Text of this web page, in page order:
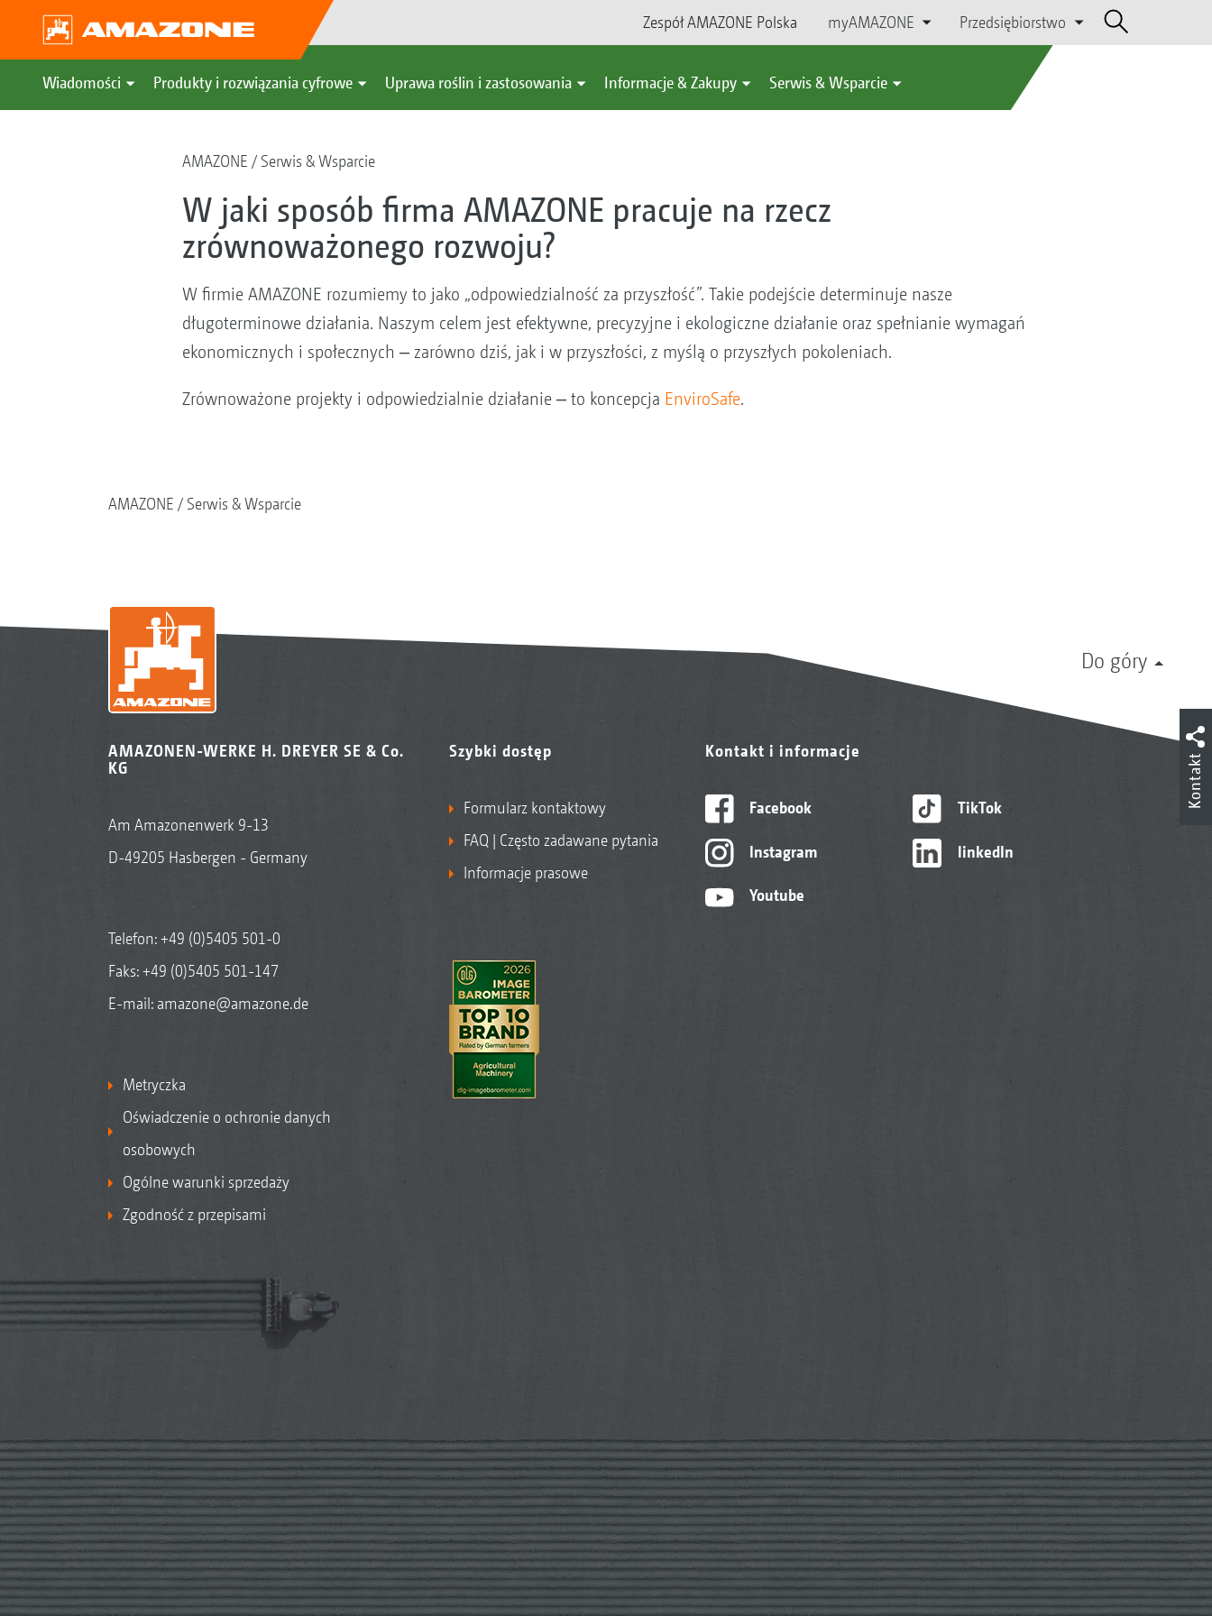
Zespół AMAZONE Polska myAMAZONE Przedsiębiorstwo
Wiadomości Produkty i rozwiązania cyfrowe Uprawa roślin i zastosowania Informacje & Zakupy Serwis & Wsparcie
AMAZONE Serwis & Wsparcie
W jaki sposób firma AMAZONE pracuje na rzecz
zrównoważonego rozwoju?
W firmie AMAZONE rozumiemy to jako „odpowiedzialność za przyszłość”. Takie podejście determinuje nasze
długoterminowe działania. Naszym celem jest efektywne, precyzyjne i ekologiczne działanie oraz spełnianie wymagań
ekonomicznych i społecznych ‒ zarówno dziś, jak i w przyszłości, z myślą o przyszłych pokoleniach.
Zrównoważone projekty i odpowiedzialnie działanie ‒ to koncepcja EnviroSafe.
AMAZONE Serwis & Wsparcie
Do góry
AMAZONEN-WERKE H. DREYER SE & Co.
KG
Am Amazonenwerk 9-13
D-49205 Hasbergen - Germany
Telefon:+49 (0)5405 501-0
Faks: +49 (0)5405 501-147
E-mail: amazone@amazone.de
Metryczka
Oświadczenie o ochronie danych
osobowych
Ogólne warunki sprzedaży
Zgodność z przepisami
Szybki dostęp
Formularz kontaktowy
FAQ | Często zadawane pytania
Informacje prasowe
Kontakt i informacje
Facebook
Instagram
Youtube
TikTok
linkedIn
Kontakt